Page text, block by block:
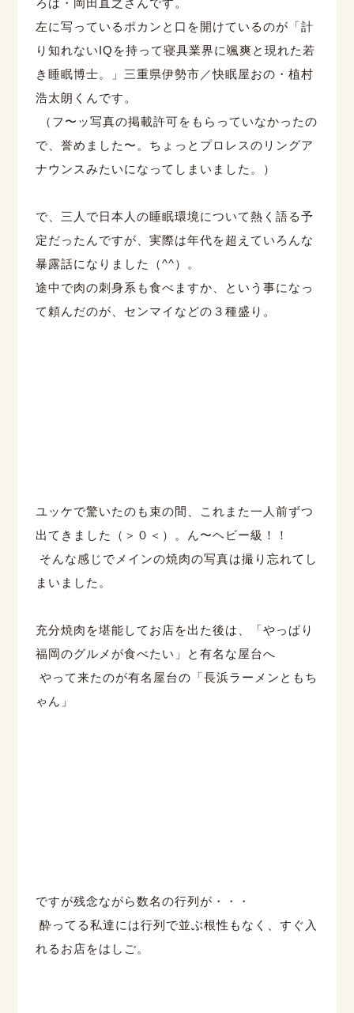
左に写っているポカンと口を開けているのが「計
り知れないIQを持って寝具業界に颯爽と現れた若
き睡眠博士。」三重県伊勢市／快眠屋おの・植村
浩太朗くんです。
（フ〜ッ写真の掲載許可をもらっていなかったの
で、誉めました〜。ちょっとプロレスのリングア
ナウンスみたいになってしまいました。）
で、三人で日本人の睡眠環境について熱く語る予
定だったんですが、実際は年代を超えていろんな
暴露話になりました（^^）。
途中で肉の刺身系も食べますか、という事になっ
て頼んだのが、センマイなどの３種盛り。
ユッケで驚いたのも束の間、これまた一人前ずつ
出てきました（＞０＜）。ん〜ヘビー級！！
そんな感じでメインの焼肉の写真は撮り忘れてし
まいました。
充分焼肉を堪能してお店を出た後は、「やっぱり
福岡のグルメが食べたい」と有名な屋台へ
やって来たのが有名屋台の「長浜ラーメンともち
ゃん」
ですが残念ながら数名の行列が・・・
酔ってる私達には行列で並ぶ根性もなく、すぐ入
れるお店をはしご。